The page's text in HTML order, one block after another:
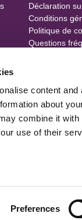
content
about
combine it
use of their
Preferences
to track usage
Déclaration
Conditions
Politique de
Questions